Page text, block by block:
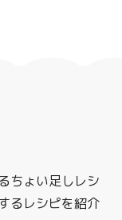
ちょい足しレシ
るレシピを紹介